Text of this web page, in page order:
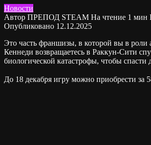
Новости
Автор ПРЕПОД STEAM На чтение 1 мин
Опубликовано 12.12.2025
Это часть франшизы, в которой вы в роли
Кеннеди возвращаетесь в Раккун-Сити
биологической катастрофы, чтобы спасти
До 18 декабря игру можно приобрести за